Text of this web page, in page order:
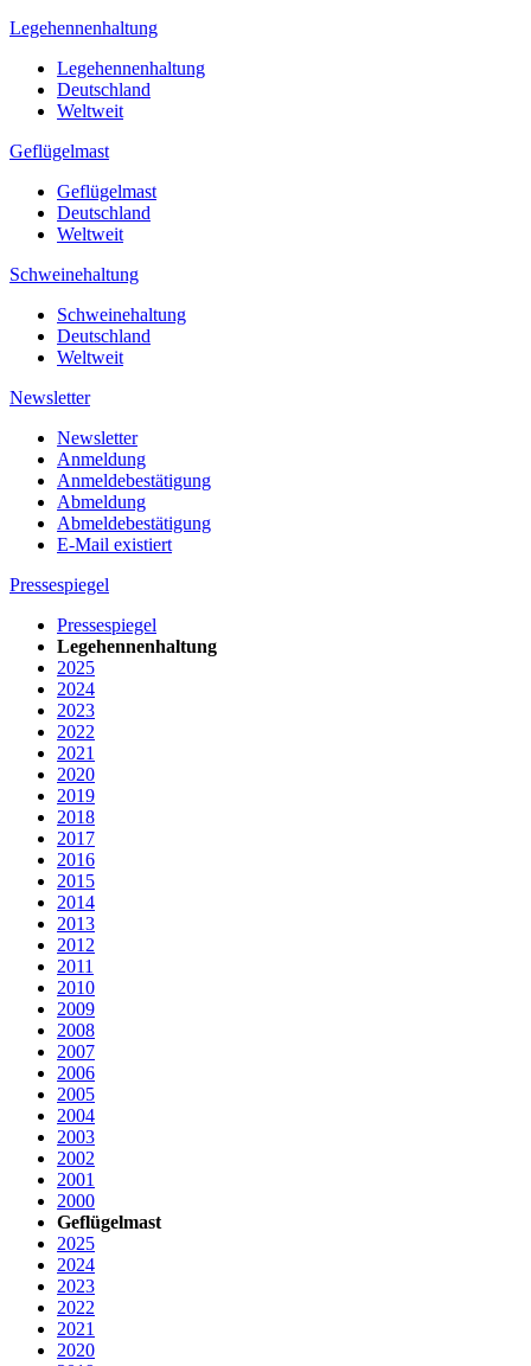
Legehennenhaltung
Legehennenhaltung
Deutschland
Weltweit
Geflügelmast
Geflügelmast
Deutschland
Weltweit
Schweinehaltung
Schweinehaltung
Deutschland
Weltweit
Newsletter
Newsletter
Anmeldung
Anmeldebestätigung
Abmeldung
Abmeldebestätigung
E-Mail existiert
Pressespiegel
Pressespiegel
Legehennenhaltung
2025
2024
2023
2022
2021
2020
2019
2018
2017
2016
2015
2014
2013
2012
2011
2010
2009
2008
2007
2006
2005
2004
2003
2002
2001
2000
Geflügelmast
2025
2024
2023
2022
2021
2020